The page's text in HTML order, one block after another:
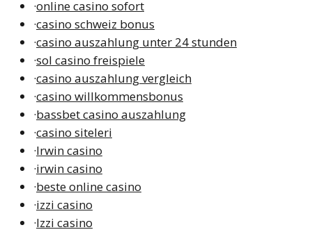
·online casino sofort
·casino schweiz bonus
·casino auszahlung unter 24 stunden
·sol casino freispiele
·casino auszahlung vergleich
·casino willkommensbonus
·bassbet casino auszahlung
·casino siteleri
·Irwin casino
·irwin casino
·beste online casino
·izzi casino
·Izzi casino